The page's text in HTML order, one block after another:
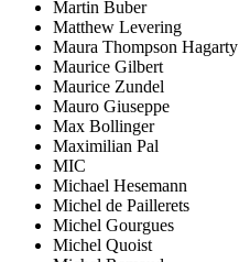
Martin Buber
Matthew Levering
Maura Thompson Hagarty
Maurice Gilbert
Maurice Zundel
Mauro Giuseppe
Max Bollinger
Maximilian Pal
MIC
Michael Hesemann
Michel de Paillerets
Michel Gourgues
Michel Quoist